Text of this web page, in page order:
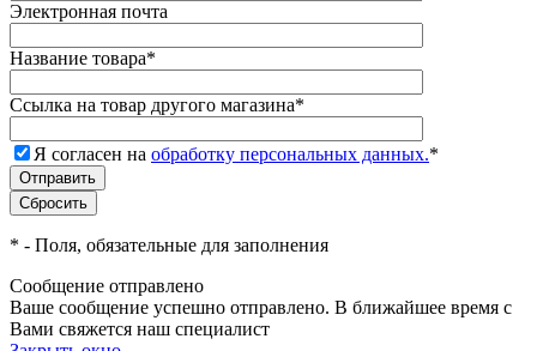
Электронная почта
Название товара*
Ссылка на товар другого магазина*
Я согласен на обработку персональных данных.*
* - Поля, обязательные для заполнения
Сообщение отправлено
Ваше сообщение успешно отправлено. В ближайшее время с
Вами свяжется наш специалист